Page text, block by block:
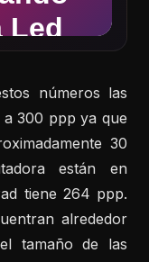
números las
300 ppp ya que
30
están en
tiene 264 ppp.
alrededor
tamaño de las